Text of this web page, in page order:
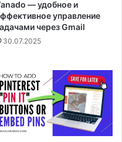
— удобное и
управление
через Gmail
30.07.2025